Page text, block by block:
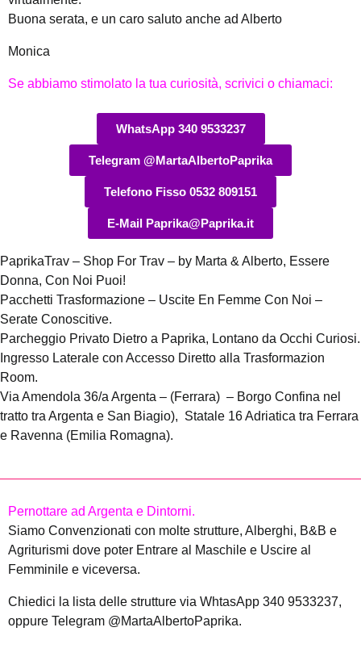
Buona serata, e un caro saluto anche ad Alberto
Monica
Se abbiamo stimolato la tua curiosità, scrivici o chiamaci:
WhatsApp 340 9533237
Telegram @MartaAlbertoPaprika
Telefono Fisso 0532 809151
E-Mail Paprika@Paprika.it
PaprikaTrav – Shop For Trav – by Marta & Alberto, Essere
Donna, Con Noi Puoi!
Pacchetti Trasformazione – Uscite En Femme Con Noi –
Serate Conoscitive.
Parcheggio Privato Dietro a Paprika, Lontano da Occhi Curiosi.
Ingresso Laterale con Accesso Diretto alla Trasformazion
Room.
Via Amendola 36/a Argenta – (Ferrara) – Borgo Confina nel
tratto tra Argenta e San Biagio), Statale 16 Adriatica tra Ferrara
e Ravenna (Emilia Romagna).
Pernottare ad Argenta e Dintorni.
Siamo Convenzionati con molte strutture, Alberghi, B&B e
Agriturismi dove poter Entrare al Maschile e Uscire al
Femminile e viceversa.
Chiedici la lista delle strutture via WhtasApp 340 9533237,
oppure Telegram @MartaAlbertoPaprika.